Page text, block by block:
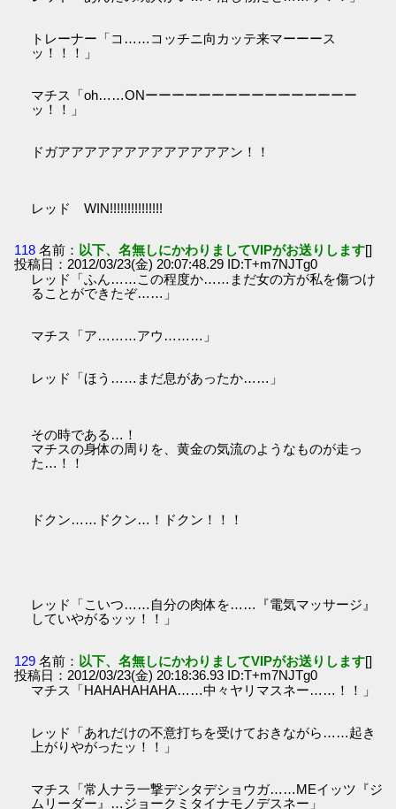
トレーナー「コ……コッチニ向カッテ来マーーース
ッ！！！」
マチス「oh……ONーーーーーーーーーーーーーーーー
ッ！！」
ドガアアアアアアアアアアアアアン！！
レッド WIN!!!!!!!!!!!!!!!
118 名前： 以下、名無しにかわりましてVIPがお送りします[]
投稿日：2012/03/23(金) 20:07:48.29 ID:T+m7NJTg0
レッド「ふん……この程度か……まだ女の方が私を傷つけ
ることができたぞ……」
マチス「ア………アウ………」
レッド「ほう……まだ息があったか……」
その時である…！
マチスの身体の周りを、黄金の気流のようなものが走っ
た…！！
ドクン……ドクン…！ドクン！！！
レッド「こいつ……自分の肉体を……『電気マッサージ』
していやがるッッ！！」
129 名前： 以下、名無しにかわりましてVIPがお送りします[]
投稿日：2012/03/23(金) 20:18:36.93 ID:T+m7NJTg0
マチス「HAHAHAHAHA……中々ヤリマスネー……！！」
レッド「あれだけの不意打ちを受けておきながら……起き
上がりやがったッ！！」
マチス「常人ナラ一撃デシタデショウガ……MEイッツ『ジ
ムリーダー』…ジョークミタイナモノデスネー」